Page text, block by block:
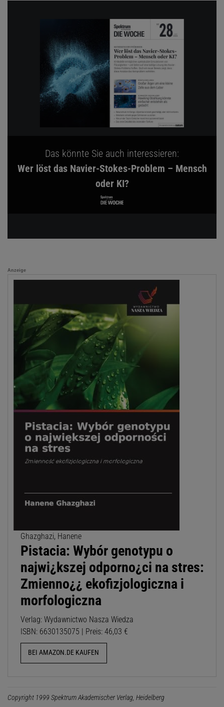
Das könnte Sie auch interessieren:
Wer löst das Navier-Stokes-Problem – Mensch
oder KI?
Anzeige
Ghazghazi, Hanene
Pistacia: Wybór genotypu o
najwi¿kszej odporno¿ci na stres:
Zmienno¿¿ ekofizjologiczna i
morfologiczna
Verlag: Wydawnictwo Nasza Wiedza
ISBN: 6630135075 | Preis: 46,03 €
BEI AMAZON.DE KAUFEN
Copyright 1999 Spektrum Akademischer Verlag, Heidelberg